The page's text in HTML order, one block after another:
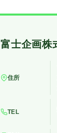
住所
TEL